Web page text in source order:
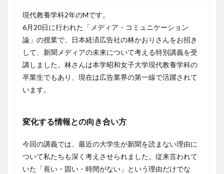
現代教養学科2年のMです。
6月20日に行われた「メディア・コミュニケーション
論」の授業で、日本経済広告社の林かおりさんをお招き
して、新聞メディアの未来について考える特別講義を受
講しました。林さんは本学昭和女子大学現代教養学科の
卒業生でもあり、現在は広告業界の第一線で活躍されて
います。
変化する情報との向き合い方
今回の講義では、最近の大学生が新聞を読まない理由に
ついて私たちも深く考えさせられました。従来言われて
いた「長い・固い・時間がない」という理由だけでな